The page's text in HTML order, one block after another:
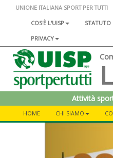
UNIONE ITALIANA SPORT PER TUTTI
COS'È L'UISP
STATUTO
PRIVACY
Attività
HOME CHI SIAMO